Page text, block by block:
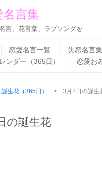
名言集
言、花言葉、ラブソングを
恋愛名言一覧 失恋名言集
ンダー（365日）
恋愛お
誕生花（365日） > 3月2日の誕生
の誕生花